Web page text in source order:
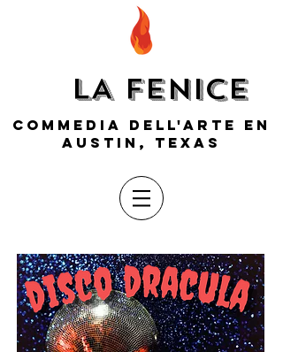
LA FENICE
COMMEDIA DELL'ARTE EN
AUSTIN, TEXAS